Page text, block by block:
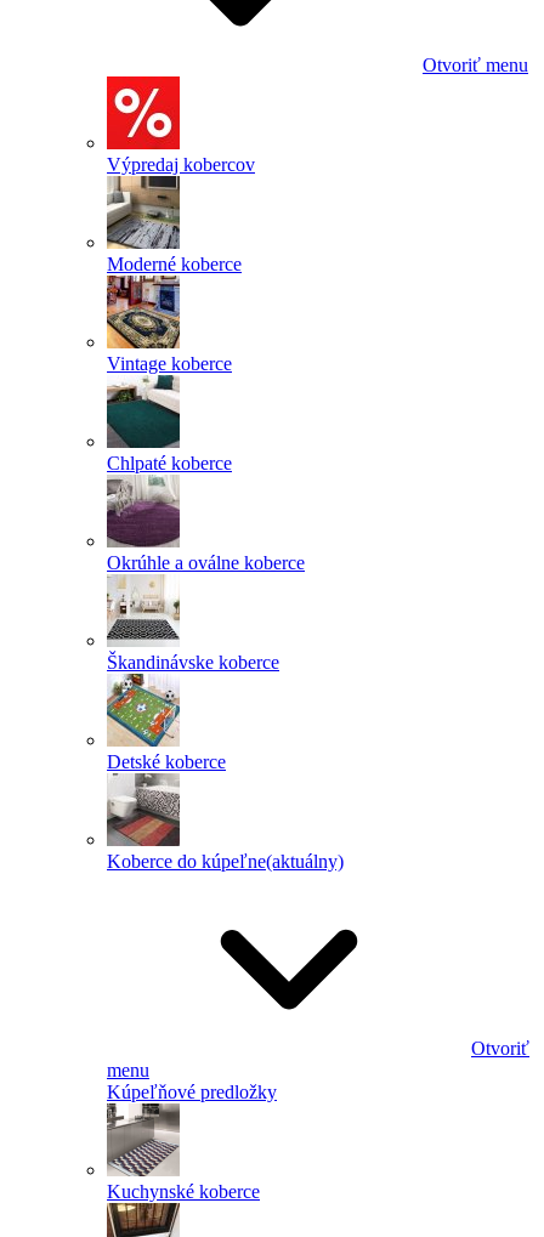
Otvoriť menu
Výpredaj kobercov
Moderné koberce
Vintage koberce
Chlpaté koberce
Okrúhle a oválne koberce
Škandinávske koberce
Detské koberce
Koberce do kúpeľne(aktuálny)
Otvoriť
menu
Kúpeľňové predložky
Kuchynské koberce